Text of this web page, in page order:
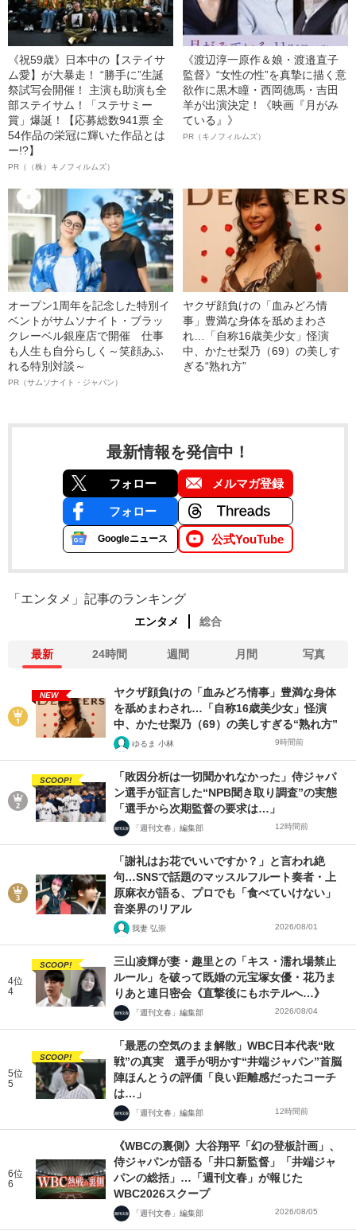
《祝59歳》日本中の【ステイサ
ム愛】が大暴走！ “勝手に”生誕
祭試写会開催！ 主演も助演も全
部ステイサム！「ステサミー
賞」爆誕！【応募総数941票 全
54作品の栄冠に輝いた作品とは
ー!?】
PR（（株）キノフィルムズ）
《渡辺淳一原作＆娘・渡邉直子
監督》“女性の性”を真摯に描く意
欲作に黒木瞳・西岡德馬・吉田
羊が出演決定！《映画『月がみ
ている』》
PR（キノフィルムズ）
オープン1周年を記念した特別イ
ベントがサムソナイト・ブラッ
クレーベル銀座店で開催 仕事
も人生も自分らしく～笑顔あふ
れる特別対談～
PR（サムソナイト・ジャパン）
ヤクザ顔負けの「血みどろ情
事」豊満な身体を舐めまわさ
れ…「自称16歳美少女」怪演
中、かたせ梨乃（69）の美しす
ぎる“熟れ方”
最新情報を発信中！
フォロー メルマガ登録
フォロー
Googleニュース 公式YouTube
「エンタメ」記事のランキング
エンタメ 総合
最新 24時間 週間 月間 写真
NEW
ヤクザ顔負けの「血みどろ情事」豊満な身体
を舐めまわされ…「自称16歳美少女」怪演
中、かたせ梨乃（69）の美しすぎる“熟れ方”
ゆるま 小林 9時間前
SCOOP!
「敗因分析は一切聞かれなかった」侍ジャパ
ン選手が証言した“NPB聞き取り調査”の実態
「選手から次期監督の要求は…」
「週刊文春」編集部 12時間前
「謝礼はお花でいいですか？」と言われ絶
句…SNSで話題のマッスルフルート奏者・上
原麻衣が語る、プロでも「食べていけない」
音楽界のリアル
我妻 弘崇 2026/08/01
4位
4
SCOOP!
三山凌輝が妻・趣里との「キス・濡れ場禁止
ルール」を破って既婚の元宝塚女優・花乃ま
りあと連日密会《直撃後にもホテルへ…》
「週刊文春」編集部 2026/08/04
5位
5
SCOOP!
「最悪の空気のまま解散」WBC日本代表“敗
戦”の真実 選手が明かす“井端ジャパン”首脳
陣ほんとうの評価「良い距離感だったコーチ
は…」
「週刊文春」編集部 12時間前
6位
6
《WBCの裏側》大谷翔平「幻の登板計画」、
侍ジャパンが語る「井口新監督」「井端ジャ
パンの総括」…「週刊文春」が報じた
WBC2026スクープ
「週刊文春」編集部 2026/08/05